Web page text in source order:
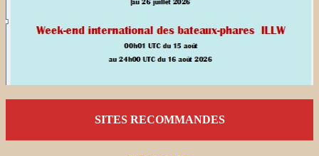
SITES RECOMMANDES